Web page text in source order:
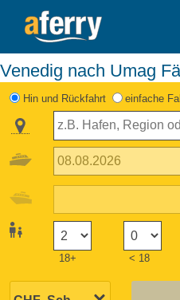
Venedig nach Umag
Hin und Rückfahrt einfache
18+ < 18